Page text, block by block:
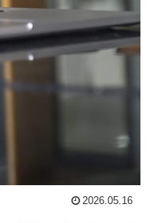
2026.05.16